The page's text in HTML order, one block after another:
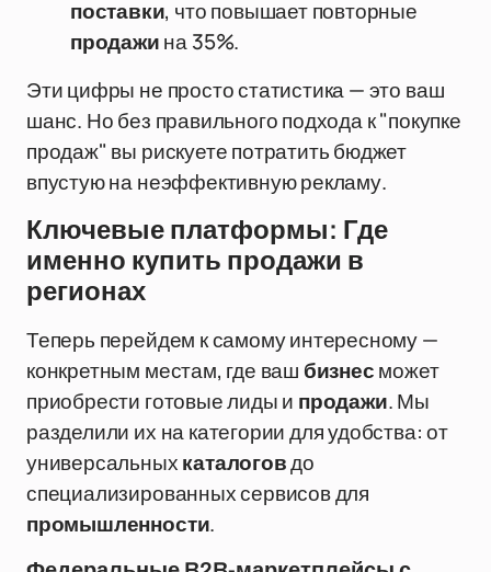
поставки, что повышает повторные
продажина 35%.
Эти цифры не просто статистика — это ваш
шанс. Но без правильного подхода к "покупке
продаж" вы рискуете потратить бюджет
впустую на неэффективную рекламу.
Ключевые платформы: Где
именно купить продажи в
регионах
Теперь перейдем к самому интересному —
конкретным местам, где ваш бизнесможет
приобрести готовые лиды и продажи. Мы
разделили их на категории для удобства: от
универсальныхкаталоговдо
специализированных сервисов для
промышленности.